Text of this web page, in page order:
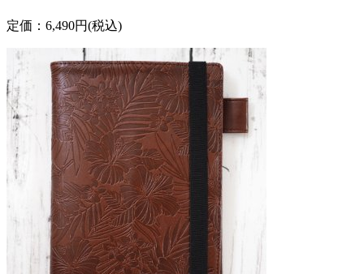
定価：6,490円(税込)